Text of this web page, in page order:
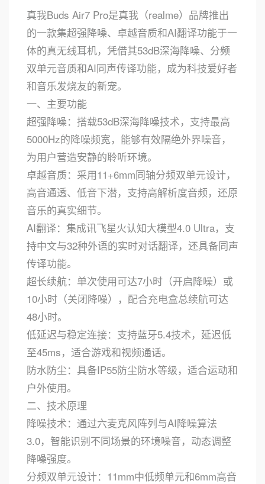
真我Buds Air7 Pro是真我（realme）品牌推出
的一款集超强降噪、卓越音质和AI翻译功能于一
体的真无线耳机，凭借其53dB深海降噪、分频
双单元音质和AI同声传译功能，成为科技爱好者
和音乐发烧友的新宠。
一、主要功能
超强降噪：搭载53dB深海降噪技术，支持最高
5000Hz的降噪频宽，能够有效隔绝外界噪音，
为用户营造安静的聆听环境。
卓越音质：采用11+6mm同轴分频双单元设计，
高音通透、低音下潜，支持高解析度音频，还原
音乐的真实细节。
AI翻译：集成讯飞星火认知大模型4.0 Ultra，支
持中文与32种外语的实时对话翻译，还具备同声
传译功能。
超长续航：单次使用可达7小时（开启降噪）或
10小时（关闭降噪），配合充电盒总续航可达
48小时。
低延迟与稳定连接：支持蓝牙5.4技术，延迟低
至45ms，适合游戏和视频通话。
防水防尘：具备IP55防尘防水等级，适合运动和
户外使用。
二、技术原理
降噪技术：通过六麦克风阵列与AI降噪算法
3.0，智能识别不同场景的环境噪音，动态调整
降噪强度。
分频双单元设计：11mm中低频单元和6mm高音